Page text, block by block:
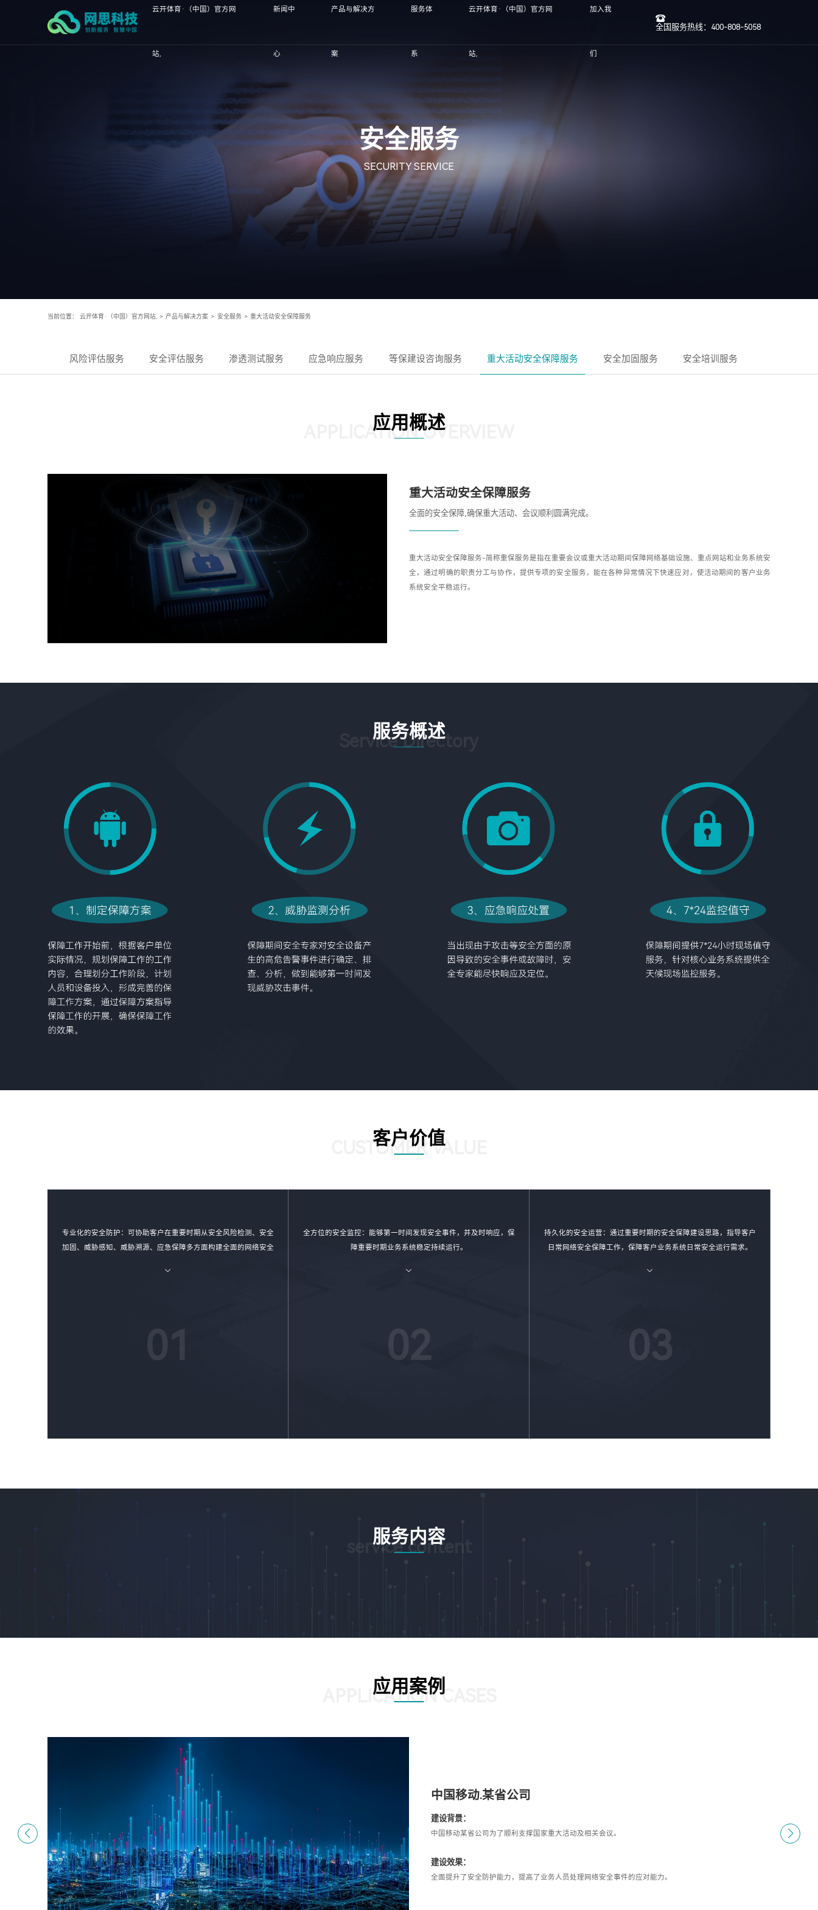
云开体育·（中国）官方网
站,
新闻中
心
产品与解决方
案
服务体
系
云开体育·（中国）官方网
站,
加入我
们
全国服务热线：400-808-5058
安全服务
SECURITY SERVICE
当前位置： 云开体育·（中国）官方网站, > 产品与解决方案 > 安全服务 > 重大活动安全保障服务
风险评估服务 安全评估服务 渗透测试服务 应急响应服务 等保建设咨询服务 重大活动安全保障服务 安全加固服务 安全培训服务
应用概述
APPLICATION OVERVIEW
重大活动安全保障服务
全面的安全保障,确保重大活动、会议顺利圆满完成。
重大活动安全保障服务-简称重保服务是指在重要会议或重大活动期间保障网络基础设施、重点网站和业务系统安
全，通过明确的职责分工与协作，提供专项的安全服务，能在各种异常情况下快速应对，使活动期间的客户业务
系统安全平稳运行。
服务概述
Service Directory
客户价值
CUSTOMER VALUE
专业化的安全防护：可协助客户在重要时期从安全风险检测、安全
加固、威胁感知、威胁溯源、应急保障多方面构建全面的网络安全
01
全方位的安全监控：能够第一时间发现安全事件，并及时响应，保
障重要时期业务系统稳定持续运行。
02
持久化的安全运营：通过重要时期的安全保障建设思路，指导客户
日常网络安全保障工作，保障客户业务系统日常安全运行需求。
03
服务内容
service content
应用案例
APPLICATION CASES
中国移动.某省公司
建设背景：
中国移动某省公司为了顺利支撑国家重大活动及相关会议。
建设效果：
全面提升了安全防护能力，提高了业务人员处理网络安全事件的应对能力。